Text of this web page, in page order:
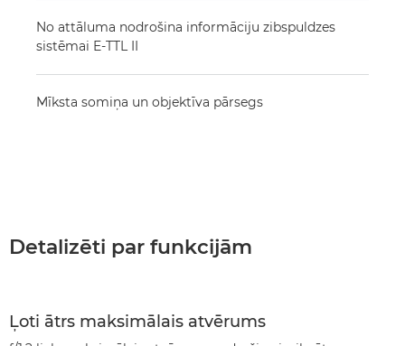
No attāluma nodrošina informāciju zibspuldzes
sistēmai E-TTL II
Mīksta somiņa un objektīva pārsegs
Detalizēti par funkcijām
Ļoti ātrs maksimālais atvērums